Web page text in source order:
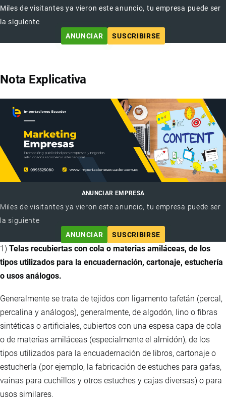
Miles de visitantes ya vieron este anuncio, tu empresa puede ser
la siguiente
ANUNCIAR
SUSCRIBIRSE
Nota Explicativa
ANUNCIAR EMPRESA
Miles de visitantes ya vieron este anuncio, tu empresa puede ser
la siguiente
ANUNCIAR
SUSCRIBIRSE
1) Telas recubiertas con cola o materias amiláceas, de los
tipos utilizados para la encuadernación, cartonaje, estuchería
o usos análogos.
Generalmente se trata de tejidos con ligamento tafetán (percal,
percalina y análogos), generalmente, de algodón, lino o fibras
sintéticas o artificiales, cubiertos con una espesa capa de cola
o de materias amiláceas (especialmente el almidón), de los
tipos utilizados para la encuadernación de libros, cartonaje o
estuchería (por ejemplo, la fabricación de estuches para gafas,
vainas para cuchillos y otros estuches y cajas diversas) o para
usos similares.